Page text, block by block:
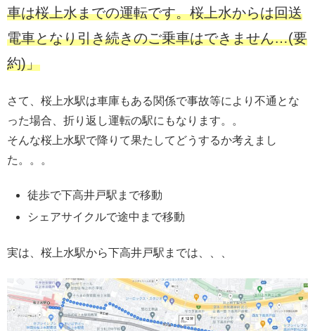
車は桜上水までの運転です。桜上水からは回送
電車となり引き続きのご乗車はできません…(要
約)」
さて、桜上水駅は車庫もある関係で事故等により不通とな
った場合、折り返し運転の駅にもなります。。
そんな桜上水駅で降りて果たしてどうするか考えまし
た。。。
徒歩で下高井戸駅まで移動
シェアサイクルで途中まで移動
実は、桜上水駅から下高井戸駅までは、、、